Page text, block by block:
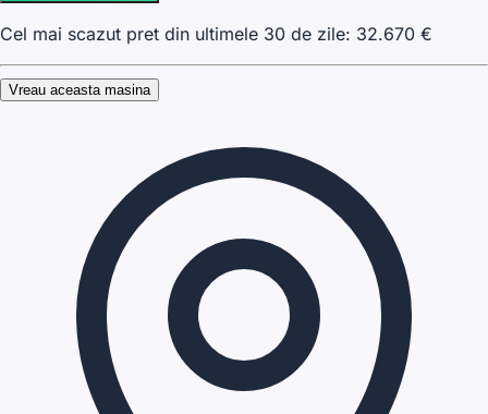
Cel mai scazut pret din ultimele 30 de zile: 32.670 €
Vreau aceasta masina